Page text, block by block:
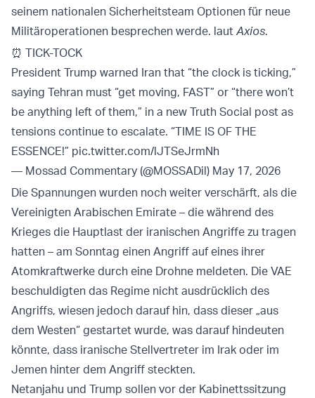
seinem nationalen Sicherheitsteam Optionen für neue
Militäroperationen besprechen werde. lautAxios.
⏰ TICK-TOCK
President Trump warned Iran that “the clock is ticking,”
saying Tehran must “get moving, FAST” or “there won’t
be anything left of them,” in a new Truth Social post as
tensions continue to escalate. “TIME IS OF THE
ESSENCE!” pic.twitter.com/lJTSeJrmNh
— Mossad Commentary (@MOSSADil) May 17, 2026
Die Spannungen wurden noch weiter verschärft, als die
Vereinigten Arabischen Emirate – die während des
Krieges die Hauptlast der iranischen Angriffe zu tragen
hatten – am Sonntag einen Angriff auf eines ihrer
Atomkraftwerke durch eine Drohne meldeten. Die VAE
beschuldigten das Regime nicht ausdrücklich des
Angriffs, wiesen jedoch darauf hin, dass dieser „aus
dem Westen“ gestartet wurde, was darauf hindeuten
könnte, dass iranische Stellvertreter im Irak oder im
Jemen hinter dem Angriff steckten.
Netanjahu und Trump sollen vor der Kabinettssitzung